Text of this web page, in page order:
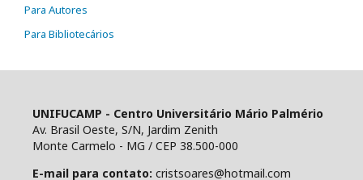
Para Autores
Para Bibliotecários
UNIFUCAMP - Centro Universitário Mário Palmério
Av. Brasil Oeste, S/N, Jardim Zenith
Monte Carmelo - MG / CEP 38.500-000
E-mail para contato: cristsoares@hotmail.com